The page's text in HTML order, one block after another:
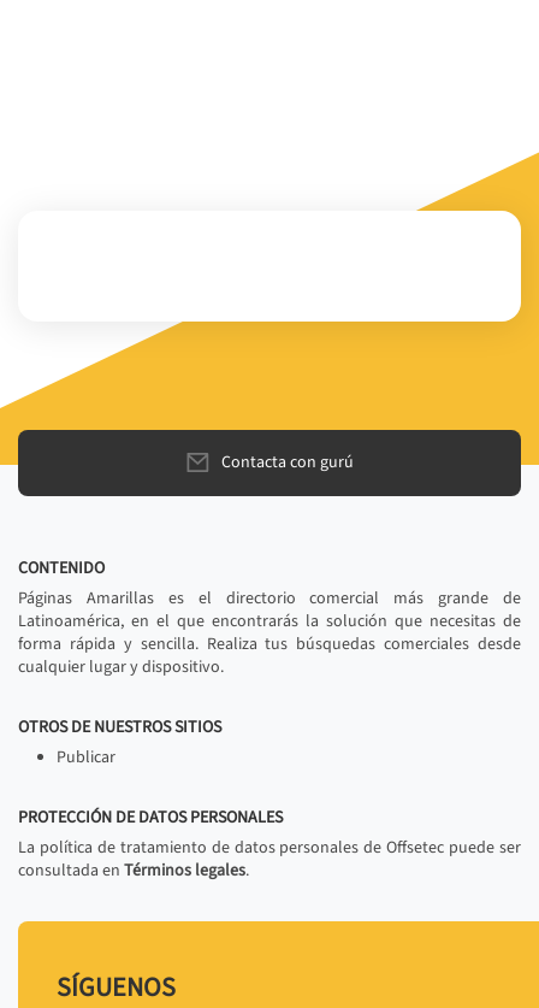
Contacta con gurú
CONTENIDO
Páginas Amarillas es el directorio comercial más grande de
Latinoamérica, en el que encontrarás la solución que necesitas de
forma rápida y sencilla. Realiza tus búsquedas comerciales desde
cualquier lugar y dispositivo.
OTROS DE NUESTROS SITIOS
Publicar
PROTECCIÓN DE DATOS PERSONALES
La política de tratamiento de datos personales de Offsetec puede ser
consultada en Términos legales.
SÍGUENOS